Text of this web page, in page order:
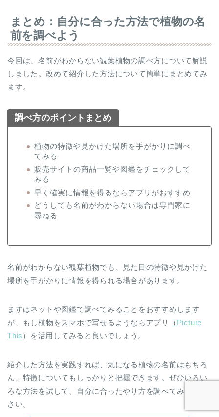
まとめ：自分に合った方法で植物の名
前を調べよう
今回は、名前がわからない観葉植物の調べ方について解説
しました。改めて紹介した方法について簡単にまとめてみ
ます。
調べ方のポイントまとめ
植物の特徴や見かけた場所を手がかりに調べ
てみる
販売サイトの商品一覧や図鑑をチェックして
みる
早く確実に情報を得るならアプリがおすすめ
どうしても名前がわからない場合は専門家に
尋ねる
名前がわからない観葉植物でも、見た目の特徴や見かけた
場所を手がかりに情報を得られる場合があります。
まずはネットや図鑑で調べてみることをおすすめします
が、もし植物をスマホで写せるようならアプリ（ Picture
This ）を活用してみると良いでしょう。
紹介した方法を実践すれば、気になる植物の名前はもちろ
ん、特徴についてもしっかりと把握できます。ぜひいろい
ろな方法を試して、自分に合ったやり方を調べてみてくだ
さい。